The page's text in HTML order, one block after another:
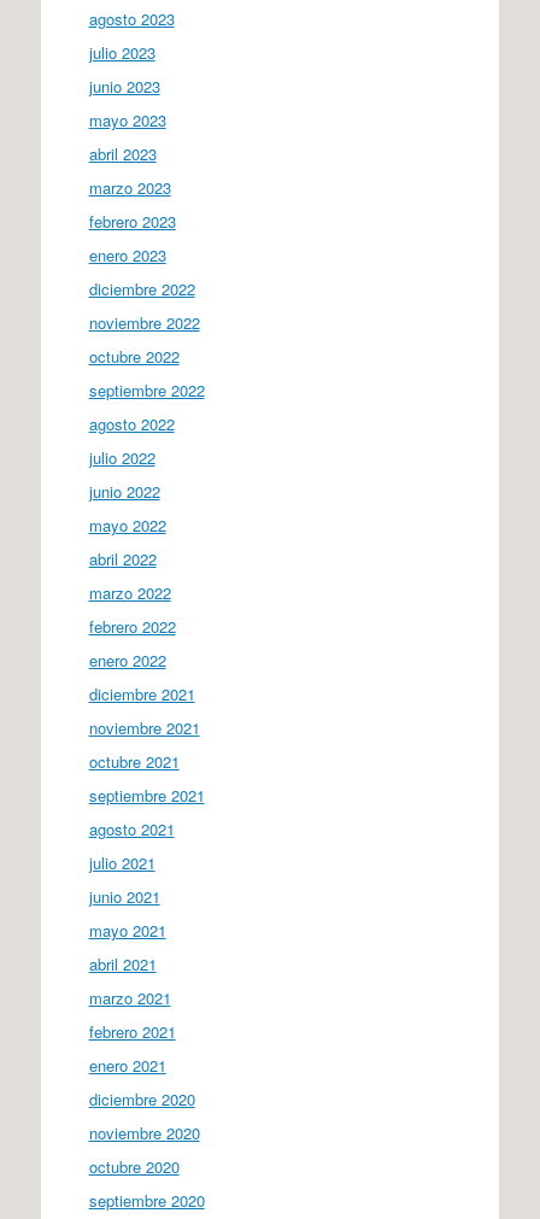
agosto 2023
julio 2023
junio 2023
mayo 2023
abril 2023
marzo 2023
febrero 2023
enero 2023
diciembre 2022
noviembre 2022
octubre 2022
septiembre 2022
agosto 2022
julio 2022
junio 2022
mayo 2022
abril 2022
marzo 2022
febrero 2022
enero 2022
diciembre 2021
noviembre 2021
octubre 2021
septiembre 2021
agosto 2021
julio 2021
junio 2021
mayo 2021
abril 2021
marzo 2021
febrero 2021
enero 2021
diciembre 2020
noviembre 2020
octubre 2020
septiembre 2020